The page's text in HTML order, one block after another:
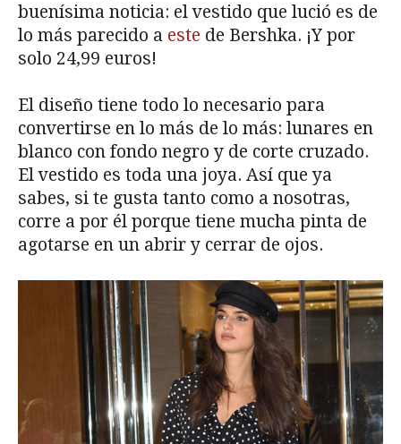
buenísima noticia: el vestido que lució es de
lo más parecido a este de Bershka. ¡Y por
solo 24,99 euros!
El diseño tiene todo lo necesario para
convertirse en lo más de lo más: lunares en
blanco con fondo negro y de corte cruzado.
El vestido es toda una joya. Así que ya
sabes, si te gusta tanto como a nosotras,
corre a por él porque tiene mucha pinta de
agotarse en un abrir y cerrar de ojos.